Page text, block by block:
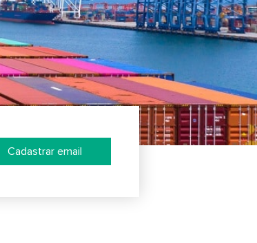
Cadastrar email